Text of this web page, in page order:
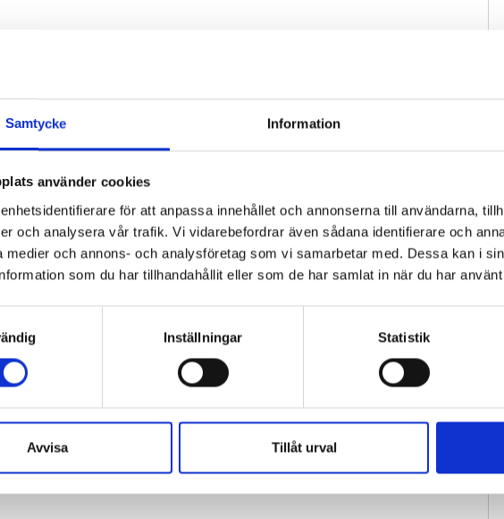
Samtycke Information
använder cookies
för att anpassa innehållet och annonserna till användarna,
och analysera vår trafik. Vi vidarebefordrar även sådana identifierare och
medier och annons- och analysföretag som vi samarbetar med. Dessa kan i
som du har tillhandahållit eller som de har samlat in när du har
Inställningar Statistik
Avvisa Tillåt urval